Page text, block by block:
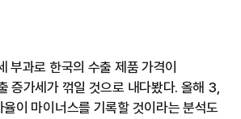
부과로 한국의 수출 제품 가격이
증가세가 꺾일 것으로 내다봤다. 올해 3,
이 마이너스를 기록할 것이라는 분석도